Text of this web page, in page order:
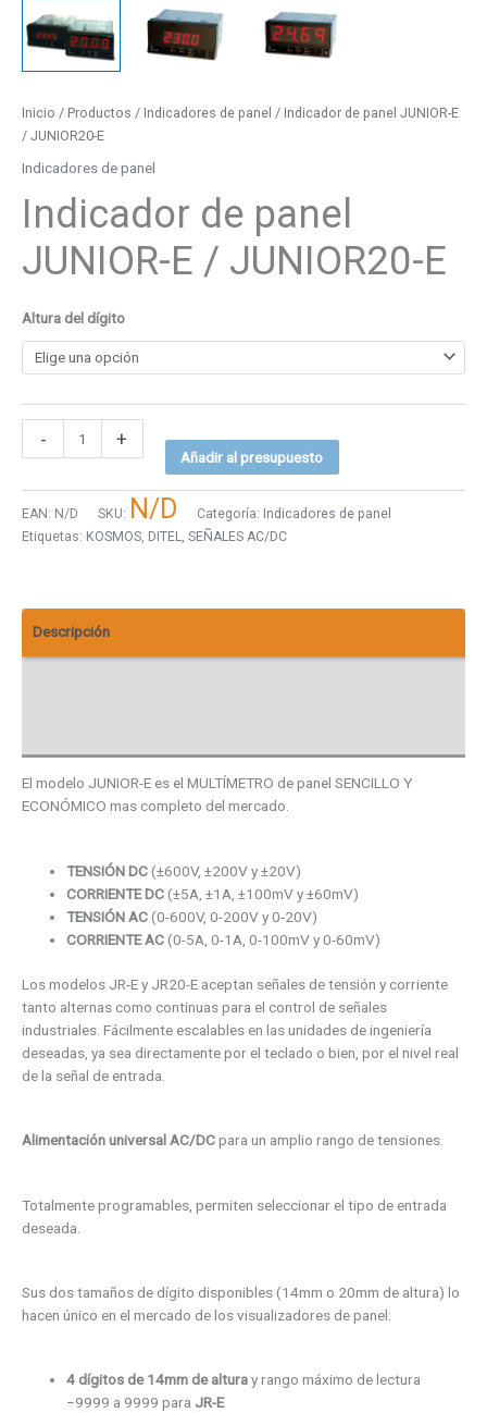
Inicio / Productos / Indicadores de panel / Indicador de panel JUNIOR-E
/ JUNIOR20-E
Indicadores de panel
Indicador de panel
JUNIOR-E / JUNIOR20-E
Altura del dígito
- +
Añadir al presupuesto
EAN: N/D SKU: N/D Categoría: Indicadores de panel
Etiquetas: KOSMOS, DITEL, SEÑALES AC/DC
Descripción
El modelo JUNIOR-E es el MULTÍMETRO de panel SENCILLO Y
ECONÓMICO mas completo del mercado.
TENSIÓN DC (±600V, ±200V y ±20V)
CORRIENTE DC (±5A, ±1A, ±100mV y ±60mV)
TENSIÓN AC (0-600V, 0-200V y 0-20V)
CORRIENTE AC (0-5A, 0-1A, 0-100mV y 0-60mV)
Los modelos JR-E y JR20-E aceptan señales de tensión y corriente
tanto alternas como continuas para el control de señales
industriales. Fácilmente escalables en las unidades de ingeniería
deseadas, ya sea directamente por el teclado o bien, por el nivel real
de la señal de entrada.
Alimentación universal AC/DCpara un amplio rango de tensiones.
Totalmente programables, permiten seleccionar el tipo de entrada
deseada.
Sus dos tamaños de dígito disponibles (14mm o 20mm de altura) lo
hacen único en el mercado de los visualizadores de panel:
4 dígitos de 14mm de alturay rango máximo de lectura
−9999 a 9999 para JR-E